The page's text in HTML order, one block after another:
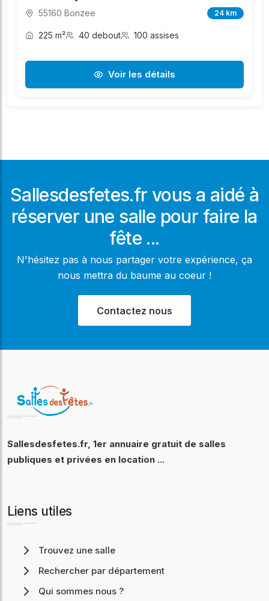
55160 Bonzee 24 km
225 m² 40 debout 100 assises
Voir les détails
Sallesdesfetes.fr vous a aidé à
réserver une salle pour faire la
fête ...
N'hésitez pas à nous partager votre expérience, ça
nous mettra du baume au coeur !
Contactez nous
Sallesdesfetes.fr, 1er annuaire gratuit de salles
publiques et privées en location ...
Liens utiles
Trouvez une salle
Rechercher par département
Qui sommes nous ?